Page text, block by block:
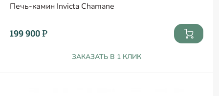
Печь-камин Invicta Chamane
199 900 ₽
ЗАКАЗАТЬ В 1 КЛИК